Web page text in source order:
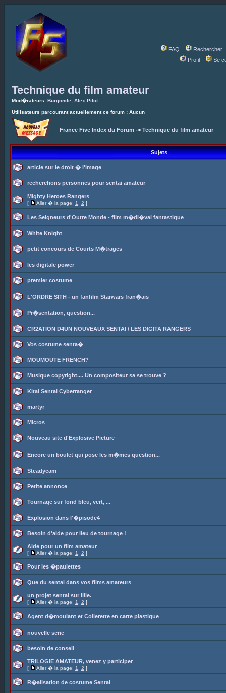
FAQ
Rechercher
Profil
Se
Technique du film amateur
Mod�rateurs: Burgonde Alex Pilot
Utilisateurs parcourant actuellement ce forum : Aucun
France Five Index du Forum -> Technique du film amateur
Sujets
article sur le droit � l'image
recherchons personnes pour sentai amateur
Mighty Heroes Rangers
[ Aller � la page: 1 2 ]
Les Seigneurs d'Outre Monde - film m�di�val fantastique
White Knight
petit concours de Courts M�trages
les digitale power
premier costume
L'ORDRE SITH - un fanfilm Starwars fran�ais
Pr�sentation, question...
CR2ATION D4UN NOUVEAUX SENTAI / LES DIGITA RANGERS
Vos costume senta�
MOUMOUTE FRENCH?
Musique copyright.... Un compositeur sa se trouve ?
Kitai Sentai Cyberranger
martyr
Micros
Nouveau site d'Explosive Picture
Encore un boulet qui pose les m�mes question...
Steadycam
Petite annonce
Tournage sur fond bleu, vert, ...
Explosion dans l'�pisode4
Besoin d'aide pour lieu de tournage !
Aide pour un film amateur
[ Aller � la page: 1 2 ]
Pour les �paulettes
Que du sentai dans vos films amateurs
un projet sentai sur lille.
[ Aller � la page: 1 2 ]
Agent d�moulant et Collerette en carte plastique
nouvelle serie
besoin de conseil
TRILOGIE AMATEUR, venez y participer
[ Aller � la page: 1 2 ]
R�alisation de costume Sentai